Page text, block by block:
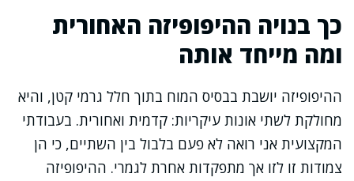
כך בנויה ההיפופיזה האחורית
ומה מייחד אותה
ההיפופיזה יושבת בבסיס המוח בתוך חלל גרמי קטן, והיא
מחולקת לשתי אונות עיקריות: קדמית ואחורית. בעבודתי
המקצועית אני רואה לא פעם בלבול בין השתיים, כי הן
צמודות זו לזו אך מתפקדות אחרת לגמרי. ההיפופיזה